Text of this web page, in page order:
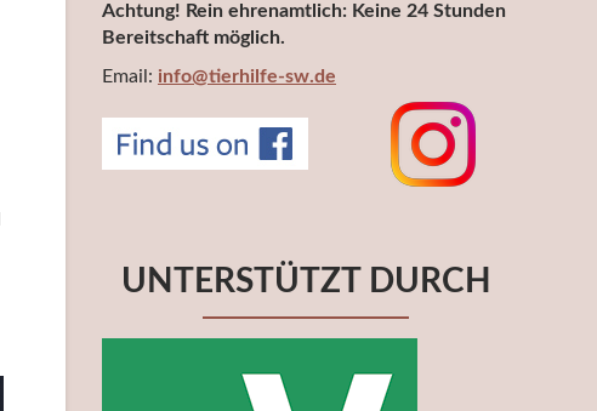
Achtung! Rein ehrenamtlich: Keine 24 Stunden
Bereitschaft möglich.
Email: info@tierhilfe-sw.de
UNTERSTÜTZT DURCH